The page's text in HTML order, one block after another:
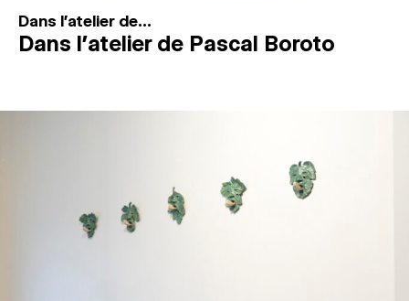
Dans l'atelier de...
Dans l’atelier de Pascal Boroto